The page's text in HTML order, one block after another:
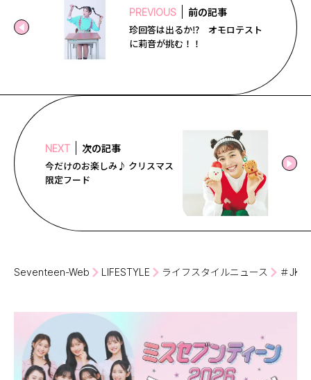
PREVIOUS 前の記事
珍回答は出るか⁉ オモロテスト
に莉音が挑む！！
NEXT 次の記事
今だけのお楽しみ♪ クリスマス
限定フード
Seventeen-Web LIFESTYLE ライフスタイルニュース ＃JK